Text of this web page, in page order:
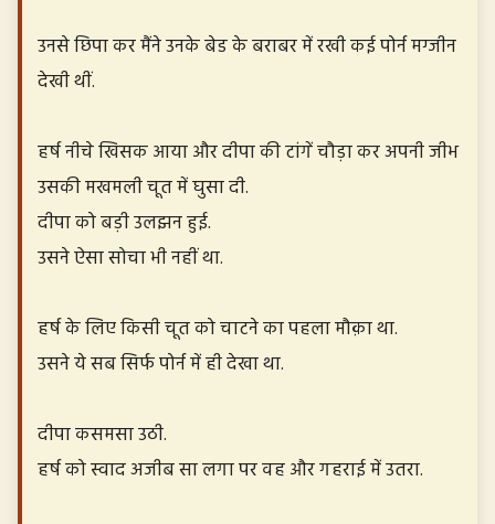
उनसे छिपा कर मैंने उनके बेड के बराबर में रखी कई पोर्न मग्जीन
देखी थीं.
हर्ष नीचे खिसक आया और दीपा की टांगें चौड़ा कर अपनी जीभ
उसकी मखमली चूत में घुसा दी.
दीपा को बड़ी उलझन हुई.
उसने ऐसा सोचा भी नहीं था.
हर्ष के लिए किसी चूत को चाटने का पहला मौक़ा था.
उसने ये सब सिर्फ पोर्न में ही देखा था.
दीपा कसमसा उठी.
हर्ष को स्वाद अजीब सा लगा पर वह और गहराई में उतरा.